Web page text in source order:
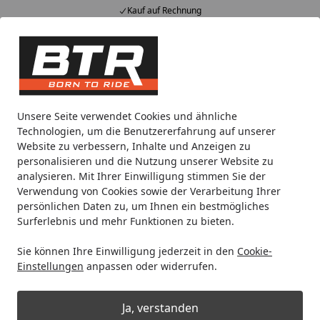
Unsere Seite verwendet Cookies und ähnliche
Technologien, um die Benutzererfahrung auf unserer
Website zu verbessern, Inhalte und Anzeigen zu
personalisieren und die Nutzung unserer Website zu
analysieren. Mit Ihrer Einwilligung stimmen Sie der
Verwendung von Cookies sowie der Verarbeitung Ihrer
persönlichen Daten zu, um Ihnen ein bestmögliches
Surferlebnis und mehr Funktionen zu bieten.
Sie können Ihre Einwilligung jederzeit in den Cookie-
Einstellungen anpassen oder widerrufen.
Ja, verstanden
Kauf auf Rechnung
Alle Produkte
Mein Konto
Suchen
Startseite
Reifenmontage Reifenmontagezubehör
Reifenprofilmesser
Ihre Artikelübersicht
Kategorien
Filter / Sortierung
2 Artikel gefunden